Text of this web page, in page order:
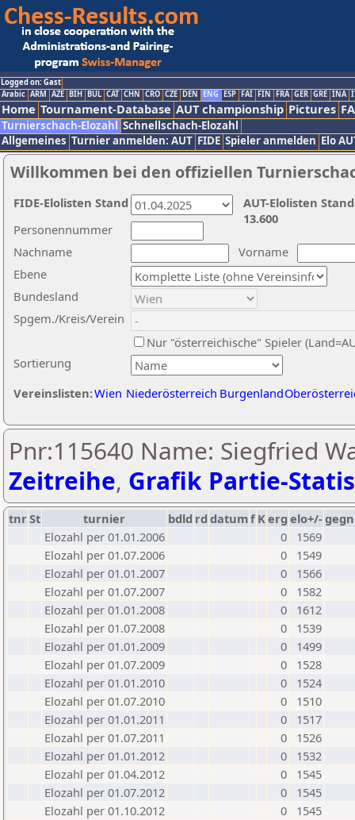
Logged on: Gast
Arabic ARM AZE BIH BUL CAT CHN CRO CZE DEN ENG ESP FAI FIN FRA GER GRE INA
Home Tournament-Database AUT championship Pictures
Turnierschach-Elozahl Schnellschach-Elozahl
Allgemeines Turnier anmelden: AUT FIDE Spieler anmelden Elo
Willkommen bei den offiziellen
Nachname
Vorname
Ebene
Sortierung
Personennummer
Bundesland
Spgem./Kreis/Verein
Nur "österreichische" Spieler
Vereinslisten:Wien Niederösterreich Burgenland
AUT-Elolisten
13.600
FIDE-Elolisten Stand
Pnr:115640 Name: Siegfried
Zeitreihe, Grafik Partie-
tnrSt turnier bdld rd datumf Kerg elo+/-
Elozahl per 01.01.2006
0
1569
Elozahl per 01.07.2006
0
1549
Elozahl per 01.01.2007
0
1566
Elozahl per 01.07.2007
0
1582
Elozahl per 01.01.2008
0
1612
Elozahl per 01.07.2008
0
1539
Elozahl per 01.01.2009
0
1499
Elozahl per 01.07.2009
0
1528
Elozahl per 01.01.2010
0
1524
Elozahl per 01.07.2010
0
1510
Elozahl per 01.01.2011
0
1517
Elozahl per 01.07.2011
0
1526
Elozahl per 01.01.2012
0
1532
Elozahl per 01.04.2012
0
1545
Elozahl per 01.07.2012
0
1545
Elozahl per 01.10.2012
0
1545